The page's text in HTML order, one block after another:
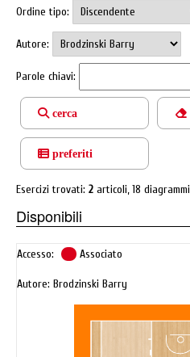
Ordine tipo:
Autore:
Parole chiavi:
cerca
preferiti
Esercizi trovati: 2 articoli, 18 diagrammi
Disponibili
Accesso: Associato
Autore: Brodzinski Barry